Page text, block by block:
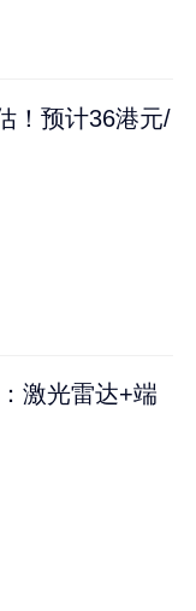
！预计36港元/
激光雷达+端